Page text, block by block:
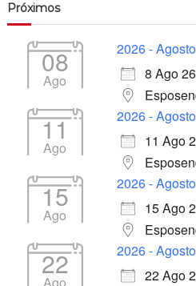
Próximos
08
Ago
2026 -
8 Ago 26
11
Ago
2026 -
11 Ago
15
Ago
2026 -
15 Ago
22
Ago
2026 -
22 Ago